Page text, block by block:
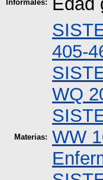
Informales:
Materias:
405-
WQ
WW